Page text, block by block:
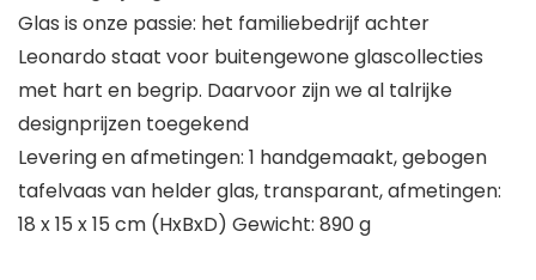
Glas is onze passie: het familiebedrijf achter
Leonardo staat voor buitengewone glascollecties
met hart en begrip. Daarvoor zijn we al talrijke
designprijzen toegekend
Levering en afmetingen: 1 handgemaakt, gebogen
tafelvaas van helder glas, transparant, afmetingen:
18 x 15 x 15 cm (HxBxD) Gewicht: 890 g